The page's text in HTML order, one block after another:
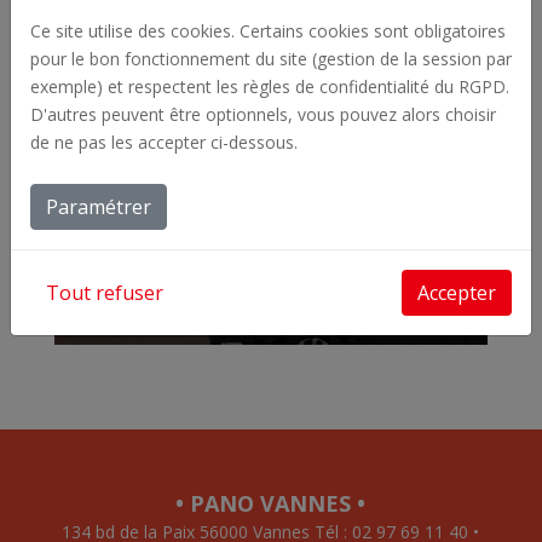
• PANO VANNES •
134 bd de la Paix 56000 Vannes Tél : 02 97 69 11 40 •
Ce site utilise des cookies. Certains cookies sont obligatoires
pour le bon fonctionnement du site (gestion de la session par
exemple) et respectent les règles de confidentialité du RGPD.
D'autres peuvent être optionnels, vous pouvez alors choisir
de ne pas les accepter ci-dessous.
Paramétrer
Tout refuser Accepter